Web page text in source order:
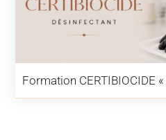
Formation CERTIBIOCIDE